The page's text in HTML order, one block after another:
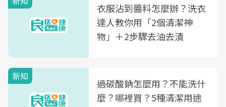
衣服沾到醬料怎麼辦？洗衣
達人教你用「2個清潔神
物」＋2步驟去油去漬
新知
過碳酸鈉怎麼用？不能洗什
麼？哪裡買？5種清潔用途